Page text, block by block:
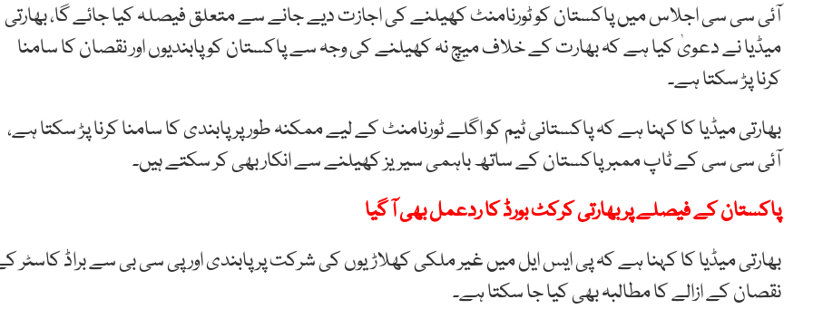
آئی سی سی اجلاس میں پاکستان کو ٹورنامنٹ کھیلنے کی اجازت دیے جانے سے متعلق فیصلہ کیا جائے گا، بھارتی
میڈیا نے دعویٰ کیا ہے کہ بھارت کے خلاف میچ نہ کھیلنے کی وجہ سے پاکستان کو پابندیوں اور نقصان کا سامنا
کرنا پڑ سکتا ہے۔
بھارتی میڈیا کا کہنا ہے کہ پاکستانی ٹیم کو اگلے ٹورنامنٹ کے لیے ممکنہ طور پر پابندی کا سامنا کرنا پڑ سکتا ہے،
آئی سی سی کے ٹاپ ممبر پاکستان کے ساتھ باہمی سیریز کھیلنے سے انکار بھی کر سکتے ہیں۔
پاکستان کے فیصلے پر بھارتی کرکٹ بورڈ کا ردعمل بھی آ گیا
بھارتی میڈیا کا کہنا ہے کہ پی ایس ایل میں غیر ملکی کھلاڑیوں کی شرکت پر پابندی اور پی سی بی سے براڈ کاسٹر
نقصان کے ازالے کا مطالبہ بھی کیا جا سکتا ہے۔